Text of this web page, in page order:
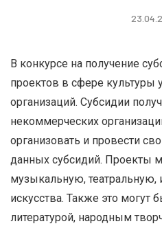
В конкурсе на получение
проектов в сфере культуры
организаций. Субсидии
некоммерческих
организовать и провести
данных субсидий. Проекты
музыкальную, театральную,
искусства. Также это могут
литературой, народным